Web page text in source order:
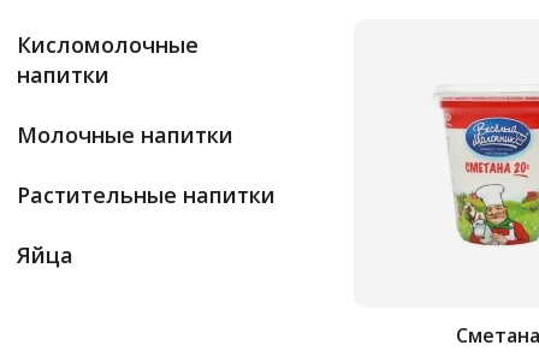
Кисломолочные
напитки
Молочные напитки
Растительные напитки
Яйца
Сметана